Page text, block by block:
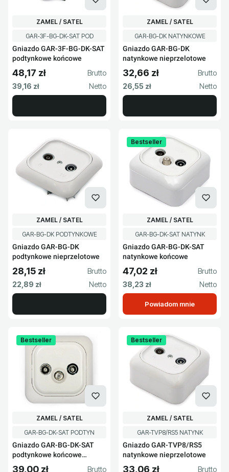
Kod produktu
GAR-3F-BG-DK-SAT POD
Gniazdo GAR-3F-BG-DK-SAT
podtynkowe końcowe
PRODUCENT
ZAMEL / SATEL
Cena brutto
48,17 zł
Cena netto
39,16 zł
Kod produktu
GAR-BG-DK NATYNKOWE
Gniazdo GAR-BG-DK
natynkowe nieprzelotowe
PRODUCENT
ZAMEL / SATEL
Cena brutto
32,66 zł
Cena netto
26,55 zł
Kod produktu
GAR-BG-DK PODTYNKOWE
Gniazdo GAR-BG-DK
podtynkowe nieprzelotowe
PRODUCENT
ZAMEL / SATEL
Cena brutto
28,15 zł
Cena netto
22,89 zł
Bestseller
Kod produktu
GAR-BG-DK-SAT NATYNK
Gniazdo GAR-BG-DK-SAT
natynkowe końcowe
PRODUCENT
ZAMEL / SATEL
Cena brutto
47,02 zł
Cena netto
38,23 zł
Powiadom mnie
Bestseller
Kod produktu
GAR-BG-DK-SAT PODTYN
Gniazdo GAR-BG-DK-SAT
podtynkowe końcowe
R62196
PRODUCENT
ZAMEL / SATEL
39,00 zł
Bestseller
Kod produktu
GAR-TVP8/RS5 NATYNK
Gniazdo GAR-TVP8/RS5
natynkowe nieprzelotowe
PRODUCENT
ZAMEL / SATEL
33,06 zł